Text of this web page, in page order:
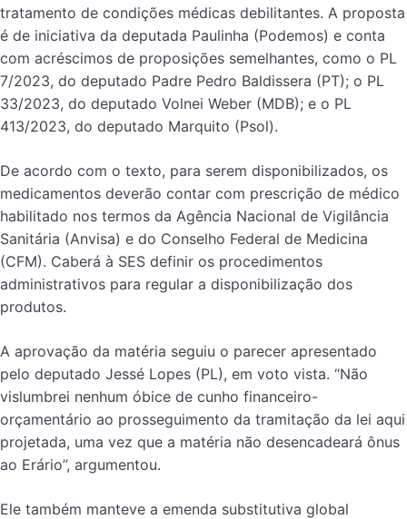
tratamento de condições médicas debilitantes. A proposta
é de iniciativa da deputada Paulinha (Podemos) e conta
com acréscimos de proposições semelhantes, como o PL
7/2023, do deputado Padre Pedro Baldissera (PT); o PL
33/2023, do deputado Volnei Weber (MDB); e o PL
413/2023, do deputado Marquito (Psol).
De acordo com o texto, para serem disponibilizados, os
medicamentos deverão contar com prescrição de médico
habilitado nos termos da Agência Nacional de Vigilância
Sanitária (Anvisa) e do Conselho Federal de Medicina
(CFM). Caberá à SES definir os procedimentos
administrativos para regular a disponibilização dos
produtos.
A aprovação da matéria seguiu o parecer apresentado
pelo deputado Jessé Lopes (PL), em voto vista. “Não
vislumbrei nenhum óbice de cunho financeiro-
orçamentário ao prosseguimento da tramitação da lei aqui
projetada, uma vez que a matéria não desencadeará ônus
ao Erário”, argumentou.
Ele também manteve a emenda substitutiva global